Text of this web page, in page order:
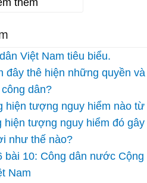
thêm
Việt Nam tiêu biểu.
đây thê hiện những quyền và
dân?
hiện tượng nguy hiểm nào từ
hiện tượng nguy hiểm đó gây
như thế nào?
bài 10: Công dân nước Cộng
Nam